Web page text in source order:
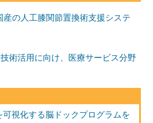
産の人工膝関節置換術支援システ
術活用に向け、医療サービス分野
可視化する脳ドックプログラムを